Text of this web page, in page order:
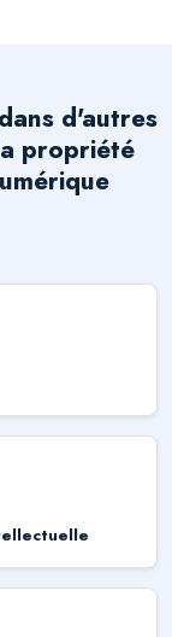
d'autres
propriété